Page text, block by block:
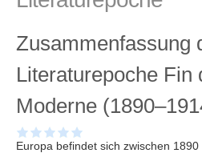
Weimarer Republik
Die Räuber
Woyzeck
Zusammenfassung
Literaturepoche Fin
Moderne
Europa befindet sich zwischen